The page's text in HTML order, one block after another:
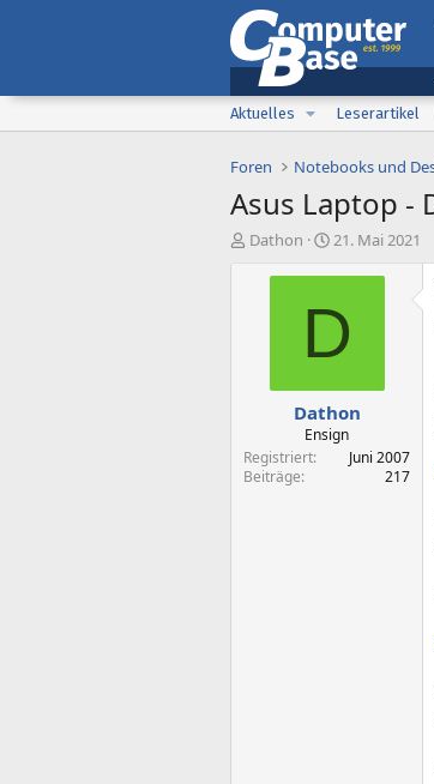
Aktuelles
Leserartikel
Foren Notebooks und
Asus Laptop -
E
Dathon
E
s
e
l
t
a
m
21. Mai 2021
D
Dathon
Ensign
Registriert
Juni 2007
Beiträge
217